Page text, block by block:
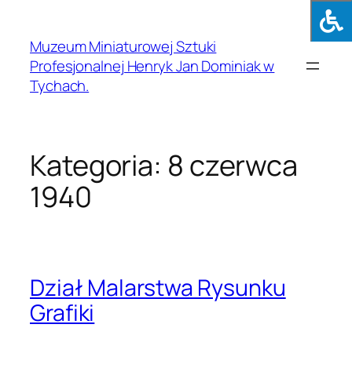
Muzeum Miniaturowej Sztuki
Profesjonalnej Henryk Jan Dominiak w
Tychach.
Kategoria: 8 czerwca
1940
Dział Malarstwa Rysunku
Grafiki